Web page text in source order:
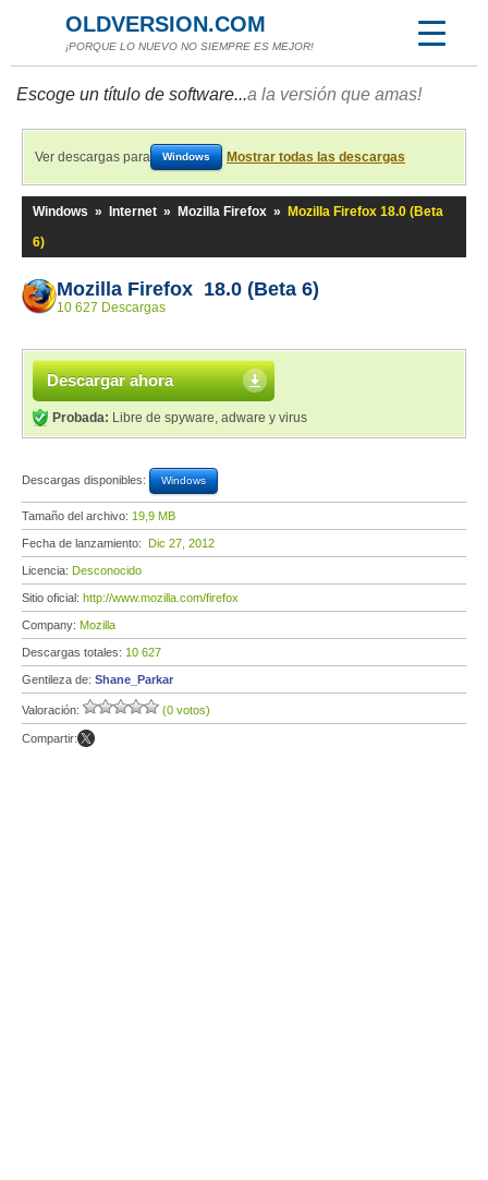
OLDVERSION.COM
¡PORQUE LO NUEVO NO SIEMPRE ES MEJOR!
Escoge un título de software...a la versión que amas!
Ver descargas para Windows Mostrar todas las descargas
Windows » Internet » Mozilla Firefox »
Mozilla Firefox 18.0 (Beta
6)
Mozilla Firefox 18.0 (Beta 6)
10 627 Descargas
Descargar ahora
Probada: Libre de spyware, adware y virus
Descargas disponibles: Windows
Tamaño del archivo: 19,9 MB
Fecha de lanzamiento: Dic 27, 2012
Licencia: Desconocido
Sitio oficial: http://www.mozilla.com/firefox
Company: Mozilla
Descargas totales: 10 627
Gentileza de: Shane_Parkar
Valoración: (0 votos)
Compartir: